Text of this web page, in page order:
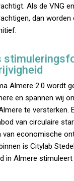
Als de VNG
dan
Almere 2.0 wordt
en spannen wij
te versterken.
van circulaire
economische
is Citylab
in Almere